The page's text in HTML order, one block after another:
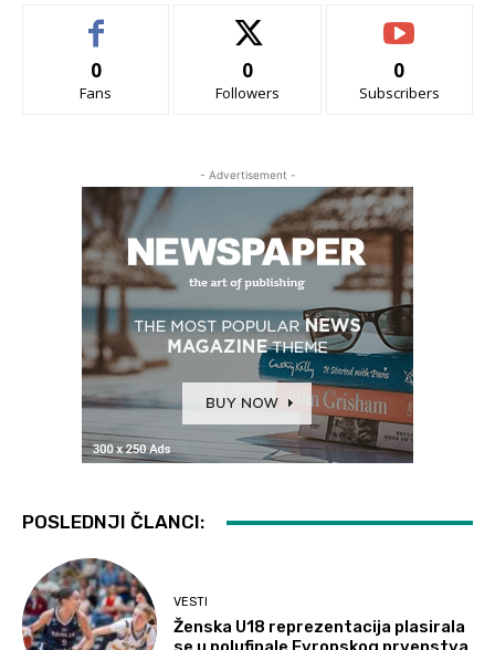
0
Fans
0
Followers
0
Subscribers
- Advertisement -
POSLEDNJI ČLANCI:
VESTI
Ženska U18 reprezentacija plasirala